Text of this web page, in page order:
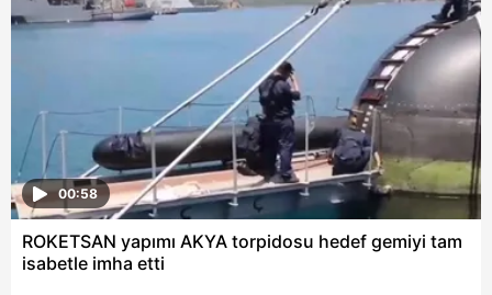
6698 sayılı Kişisel Verilerin Korunması Kanunu uyarınca
hazırlanmış Aydınlatma Metnimizi okumak ve sitemizde
ilgili mevzuata uygun olarak kullanılan çerezlerle ilgili bilgi
almak için lütfen
tıklayınız.
00:58
ROKETSAN yapımı AKYA torpidosu hedef gemiyi tam
isabetle imha etti